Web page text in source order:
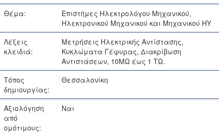
Θέμα:
Επιστήμες Ηλεκτρολόγου Μηχανικού,
Ηλεκτρονικού Μηχανικού και Μηχανικού ΗΥ
Λέξεις
κλειδιά:
Μετρήσεις Ηλεκτρικής Αντίστασης,
Κυκλώματα Γέφυρας, Διακρίβωση
Αντιστάσεων, 10ΜΩ έως 1 ΤΩ.
Τόπος
δημιουργίας:
Θεσσαλονίκη
Αξιολόγηση
από
ομότιμους:
Ναι